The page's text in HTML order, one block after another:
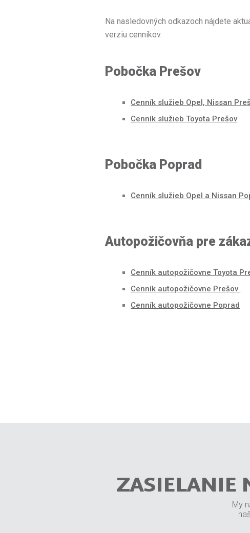
Na nasledovných odkazoch nájdete
verziu cenníkov.
Pobočka Prešov
Cenník služieb Opel, Nissan
Cenník služieb Toyota Prešov
Pobočka Poprad
Cenník služieb Opel a Nissan
Autopožičovňa pre
Cenník autopožičovne Toyota
Cenník autopožičovne Prešov
Cenník autopožičovne Poprad
ZASIELANIEMy